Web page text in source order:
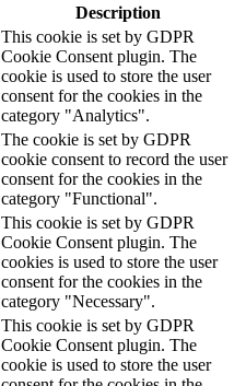
Description
This cookie is set by GDPR
Cookie Consent plugin. The
cookie is used to store the user
consent for the cookies in the
category "Analytics".
The cookie is set by GDPR
cookie consent to record the user
consent for the cookies in the
category "Functional".
This cookie is set by GDPR
Cookie Consent plugin. The
cookies is used to store the user
consent for the cookies in the
category "Necessary".
This cookie is set by GDPR
Cookie Consent plugin. The
cookie is used to store the user